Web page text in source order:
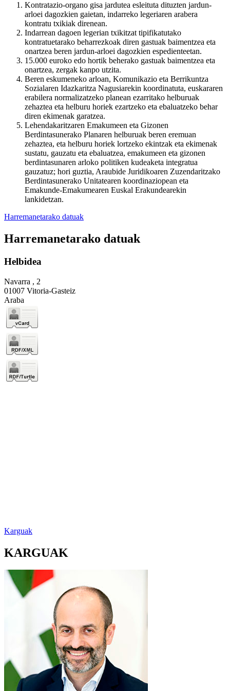
Kontratazio-organo gisa jardutea esleituta dituzten jardun-
arloei dagozkien gaietan, indarreko legeriaren arabera
kontratu txikiak direnean.
Indarrean dagoen legerian txikitzat tipifikatutako
kontratuetarako beharrezkoak diren gastuak baimentzea eta
onartzea beren jardun-arloei dagozkien espedienteetan.
15.000 euroko edo hortik beherako gastuak baimentzea eta
onartzea, zergak kanpo utzita.
Beren eskumeneko arloan, Komunikazio eta Berrikuntza
Sozialaren Idazkaritza Nagusiarekin koordinatuta, euskararen
erabilera normalizatzeko planean ezarritako helburuak
zehaztea eta helburu horiek ezartzeko eta ebaluatzeko behar
diren ekimenak garatzea.
Lehendakaritzaren Emakumeen eta Gizonen
Berdintasunerako Planaren helburuak beren eremuan
zehaztea, eta helburu horiek lortzeko ekintzak eta ekimenak
sustatu, gauzatu eta ebaluatzea, emakumeen eta gizonen
berdintasunaren arloko politiken kudeaketa integratua
gauzatuz; hori guztia, Araubide Juridikoaren Zuzendaritzako
Berdintasunerako Unitatearen koordinaziopean eta
Emakunde-Emakumearen Euskal Erakundearekin
lankidetzan.
Harremanetarako datuak
Harremanetarako datuak
Helbidea
Navarra , 2
01007 Vitoria-Gasteiz
Araba
Karguak
KARGUAK